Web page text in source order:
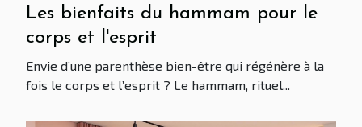
Les bienfaits du hammam pour le
corps et l'esprit
Envie d’une parenthèse bien-être qui régénère à la
fois le corps et l’esprit ? Le hammam, rituel...